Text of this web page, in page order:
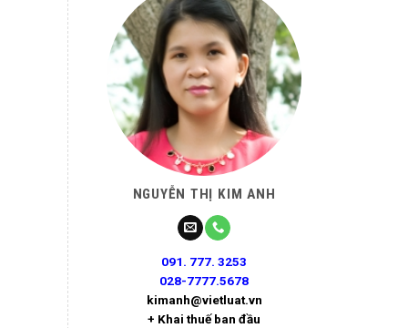
NGUYỄN THỊ KIM ANH
091. 777. 3253
028-7777.5678
kimanh@vietluat.vn
+ Khai thuế ban đầu